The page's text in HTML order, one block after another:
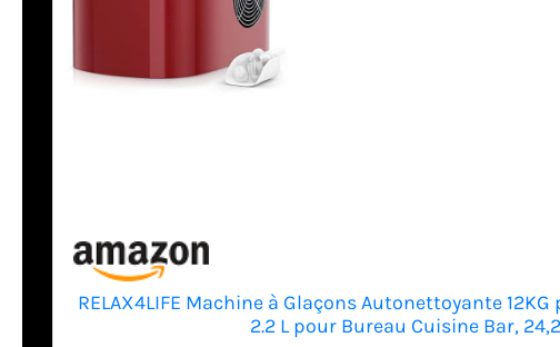
RELAX4LIFE Machine à Glaçons Autonettoyante
2.2 L pour Bureau Cuisine Bar,